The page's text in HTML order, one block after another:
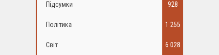
Підсумки 928
Політика 1 255
Світ 6 028